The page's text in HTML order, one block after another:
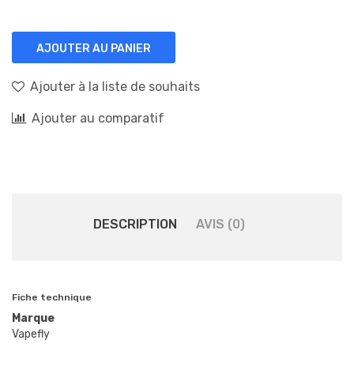
AJOUTER AU PANIER
Ajouter à la liste de souhaits
Ajouter au comparatif
DESCRIPTION AVIS (0)
Fiche technique
Marque
Vapefly